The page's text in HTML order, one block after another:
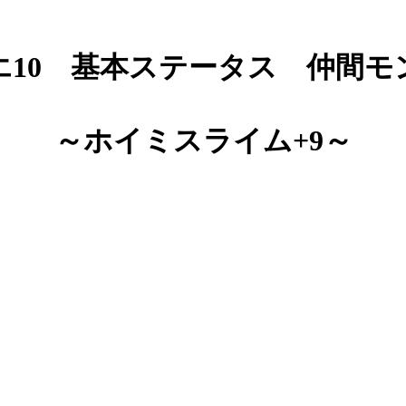
10 基本ステータス 仲間モ
～ホイミスライム+9～